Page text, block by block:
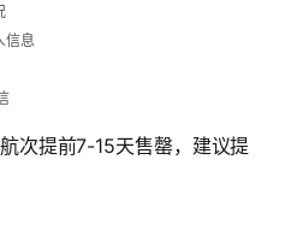
信息
次提前7-15天售罄，建议提